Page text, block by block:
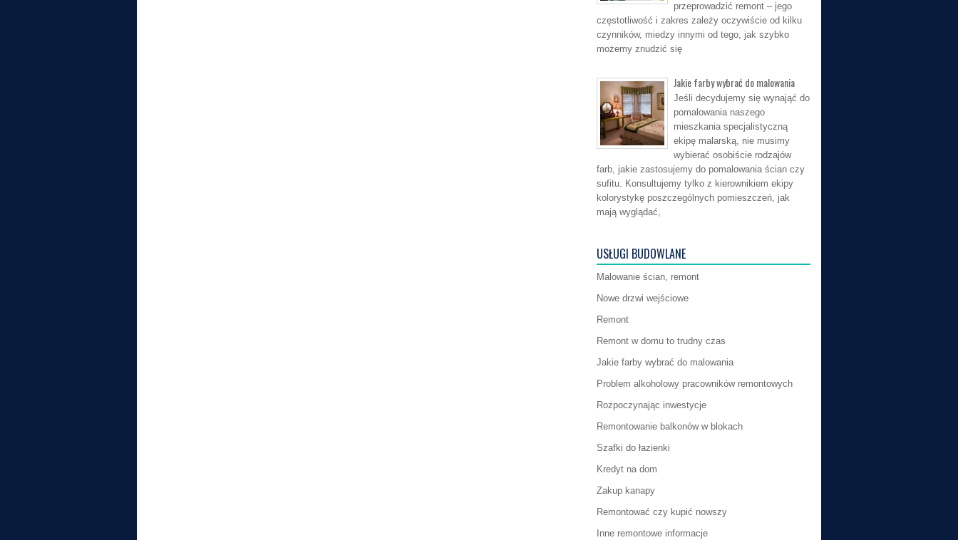
przeprowadzić remont – jego
częstotliwość i zakres zależy oczywiście od kilku
czynników, miedzy innymi od tego, jak szybko
możemy znudzić się
Jakie farby wybrać do malowania
Jeśli decydujemy się wynająć do
pomalowania naszego
mieszkania specjalistyczną
ekipę malarską, nie musimy
wybierać osobiście rodzajów
farb, jakie zastosujemy do pomalowania ścian czy
sufitu. Konsultujemy tylko z kierownikiem ekipy
kolorystykę poszczególnych pomieszczeń, jak
mają wyglądać,
USŁUGI BUDOWLANE
Malowanie ścian, remont
Nowe drzwi wejściowe
Remont
Remont w domu to trudny czas
Jakie farby wybrać do malowania
Problem alkoholowy pracowników remontowych
Rozpoczynając inwestycje
Remontowanie balkonów w blokach
Szafki do łazienki
Kredyt na dom
Zakup kanapy
Remontować czy kupić nowszy
Inne remontowe informacje